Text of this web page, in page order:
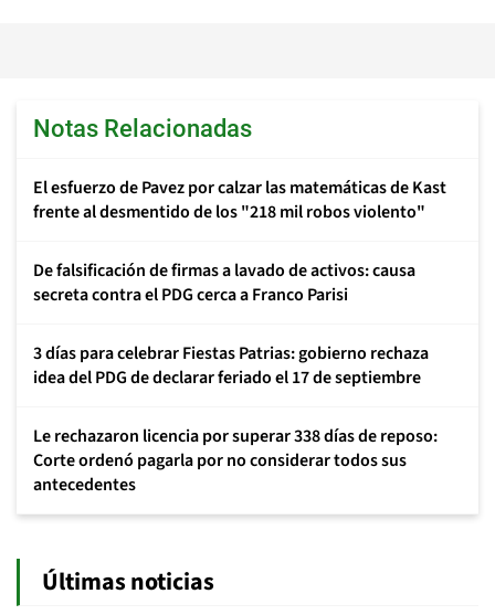
Notas Relacionadas
El esfuerzo de Pavez por calzar las matemáticas de Kast
frente al desmentido de los "218 mil robos violento"
De falsificación de firmas a lavado de activos: causa
secreta contra el PDG cerca a Franco Parisi
3 días para celebrar Fiestas Patrias: gobierno rechaza
idea del PDG de declarar feriado el 17 de septiembre
Le rechazaron licencia por superar 338 días de reposo:
Corte ordenó pagarla por no considerar todos sus
antecedentes
Últimas noticias